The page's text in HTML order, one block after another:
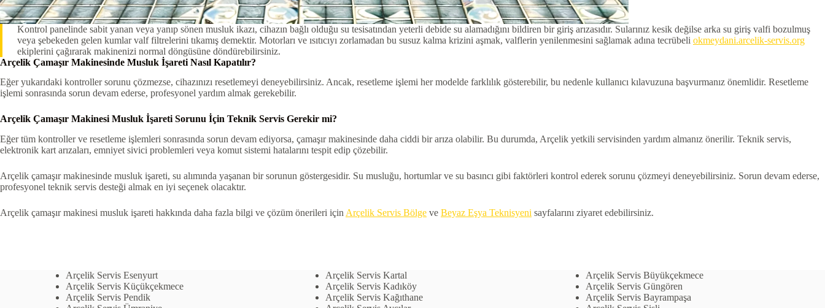
Kontrol panelinde sabit yanan veya yanıp sönen musluk ikazı, cihazın bağlı olduğu su tesisatından yeterli debide su alamadığını bildiren bir giriş arızasıdır. Sularınız kesik değilse arka su giriş valfi bozulmuş
veya şebekeden gelen kumlar valf filtrelerini tıkamış demektir. Motorları ve ısıtıcıyı zorlamadan bu susuz kalma krizini aşmak, valflerin yenilenmesini sağlamak adına tecrübeli okmeydani.arcelik-servis.org
ekiplerini çağırarak makinenizi normal döngüsüne döndürebilirsiniz.
Arçelik Çamaşır Makinesinde Musluk İşareti Nasıl Kapatılır?
Eğer yukarıdaki kontroller sorunu çözmezse, cihazınızı resetlemeyi deneyebilirsiniz. Ancak, resetleme işlemi her modelde farklılık gösterebilir, bu nedenle kullanıcı kılavuzuna başvurmanız önemlidir. Resetleme
işlemi sonrasında sorun devam ederse, profesyonel yardım almak gerekebilir.
Arçelik Çamaşır Makinesi Musluk İşareti Sorunu İçin Teknik Servis Gerekir mi?
Eğer tüm kontroller ve resetleme işlemleri sonrasında sorun devam ediyorsa, çamaşır makinesinde daha ciddi bir arıza olabilir. Bu durumda, Arçelik yetkili servisinden yardım almanız önerilir. Teknik servis,
elektronik kart arızaları, emniyet sivici problemleri veya komut sistemi hatalarını tespit edip çözebilir.
Arçelik çamaşır makinesinde musluk işareti, su alımında yaşanan bir sorunun göstergesidir. Su musluğu, hortumlar ve su basıncı gibi faktörleri kontrol ederek sorunu çözmeyi deneyebilirsiniz. Sorun devam ederse,
profesyonel teknik servis desteği almak en iyi seçenek olacaktır.
Arçelik çamaşır makinesi musluk işareti hakkında daha fazla bilgi ve çözüm önerileri için Arçelik Servis Bölge ve Beyaz Eşya Teknisyeni sayfalarını ziyaret edebilirsiniz.
Arçelik Servis Esenyurt
Arçelik Servis Küçükçekmece
Arçelik Servis Pendik
Arçelik Servis Kartal
Arçelik Servis Kadıköy
Arçelik Servis Kağıthane
Arçelik Servis Büyükçekmece
Arçelik Servis Güngören
Arçelik Servis Bayrampaşa